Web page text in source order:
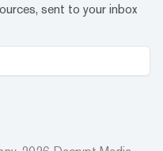
sent to your inbox